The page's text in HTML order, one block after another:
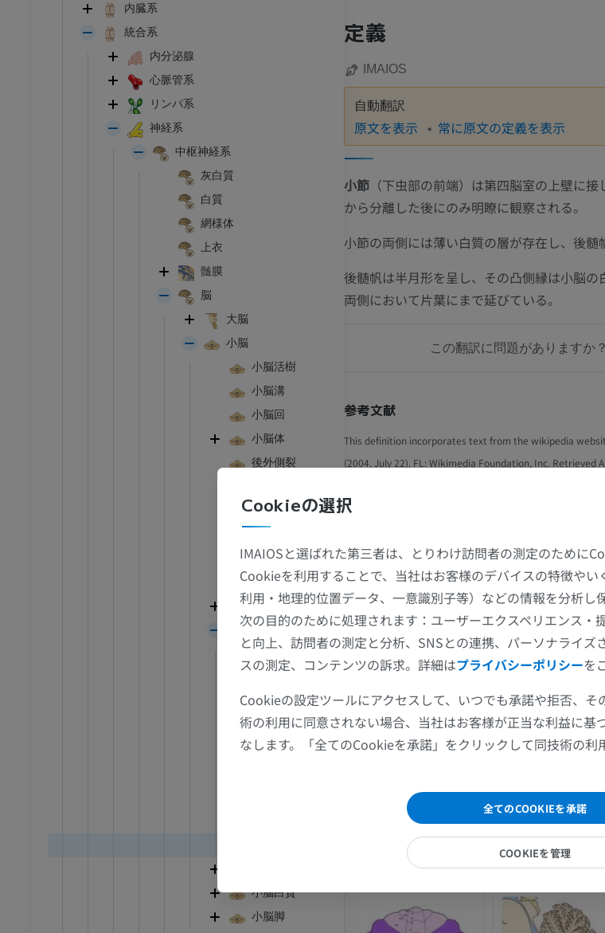
内臓系
統合系
内分泌腺
心脈管系
リンパ系
神経系
中枢神経系
灰白質
白質
網様体
上衣
髄膜
脳
大脳
小脳
小脳活樹
小脳溝
小脳回
小脳体
後外側裂
小脳谷
脊髄小脳
前庭小脳
小脳半球
小脳虫部
小脳小舌
山頂
山腹
虫部葉
小脳白質
小脳脚
定義
IMAIOS
自動翻訳
原文を表示 常に原文の定義を表示
小節 （下虫部の前端）は第四脳室の上壁に
から分離した後にのみ明瞭に観察される。
小節の両側には薄い白質の層が存在し、後髄
後髄帆は半月形を呈し、その凸側縁は小脳
両側において片葉にまで延びている。
この翻訳に問題がありますか？
参考文献
This definition incorporates text from the wikipedia
(2004, July 22). FL: Wikimedia Foundation, Inc. Retrieved
下肢MRI
上肢
MRI
プレミアム
MRI
プレミアム
手関節MRI
プレミアム
下肢
Cookieの選択
IMAIOSと選ばれた第三者は、とりわけ訪問者の測定のために
Cookieを利用することで、当社はお客様のデバイスの特徴やい
利用・地理的位置データ、一意識別子等）などの情報を分析し
次の目的のために処理されます：ユーザーエクスペリエンス・
と向上、訪問者の測定と分析、SNSとの連携、パーソナライ
スの測定、コンテンツの訴求。詳細はプライバシーポリシーを
Cookieの設定ツールにアクセスして、いつでも承諾や拒否、
術の利用に同意されない場合、当社はお客様が正当な利益に
なします。「全てのCookieを承諾」をクリックして同技術の利
全てのCOOKIEを承諾
COOKIEを管理